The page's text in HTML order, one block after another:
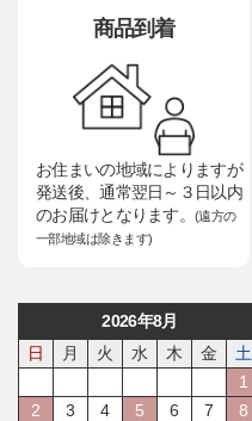
商品到着
お住まいの地域によりますが
発送後、通常翌日～３日以内
のお届けとなります。
(遠方の
一部地域は除きます)
2026年8月
日
月 火 水 木 金
土
1
2
3 4 5 6 7
8